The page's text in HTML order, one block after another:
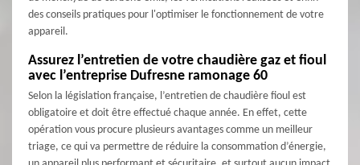
des conseils pratiques pour l'optimiser le fonctionnement de votre
appareil.
Assurez l’entretien de votre chaudière gaz et fioul
avec l’entreprise Dufresne ramonage 60
Selon la législation française, l’entretien de chaudière fioul est
obligatoire et doit être effectué chaque année. En effet, cette
opération vous procure plusieurs avantages comme un meilleur
triage, ce qui va permettre de réduire la consommation d’énergie,